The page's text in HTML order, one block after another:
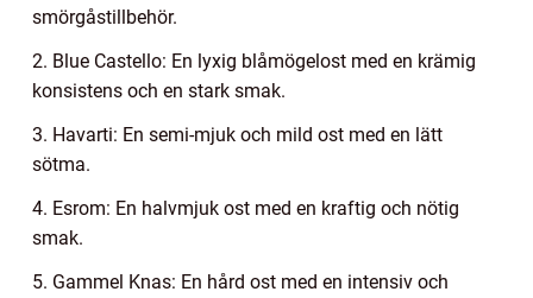
smörgåstillbehör.
2. Blue Castello: En lyxig blåmögelost med en krämig
konsistens och en stark smak.
3. Havarti: En semi-mjuk och mild ost med en lätt
sötma.
4. Esrom: En halvmjuk ost med en kraftig och nötig
smak.
5. Gammel Knas: En hård ost med en intensiv och